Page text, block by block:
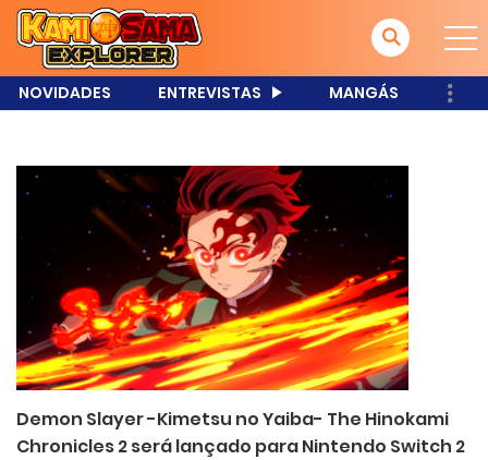
NOVIDADES ENTREVISTAS MANGÁS
Demon Slayer -Kimetsu no Yaiba- The Hinokami
Chronicles 2 será lançado para Nintendo Switch 2